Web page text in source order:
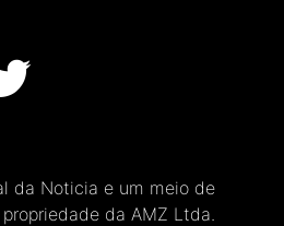
da Noticia e um meio de
da AMZ Ltda.